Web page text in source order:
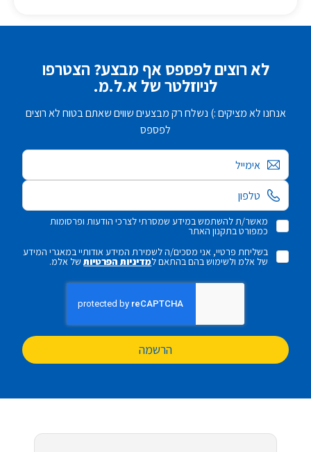
לא רוצים לפספס אף מבצע? הצטרפו
לניוזלטר של א.ל.מ.
אנחנו לא מציקים :) נשלח רק מבצעים שווים שאתם בטוח לא רוצים
לפספס
אימייל
מאשר/ת להשתמש במידע שמסרתי לצרכי הודעות ופרסומות
כמפורט בתקנון האתר
בשליחת פרטיי, אני מסכים/ה לשמירת המידע אודותיי במאגרי המידע
של אלמ ולשימוש בהם בהתאם למדיניות הפרטיותשל אלמ.
הרשמה